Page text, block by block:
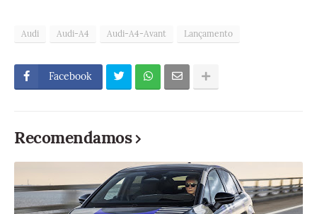
Audi Audi-A4 Audi-A4-Avant Lançamento
Facebook
Recomendamos